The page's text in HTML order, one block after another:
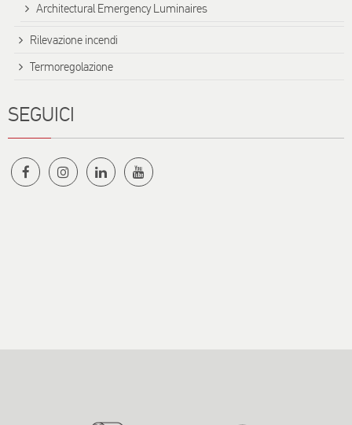
Architectural Emergency Luminaires
Rilevazione incendi
Termoregolazione
SEGUICI